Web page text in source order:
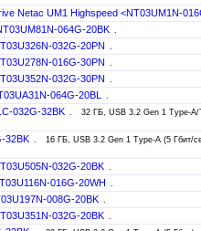
Netac UM1 Highspeed <NT03UM1N-
064G-20BK
032G-20PN
016G-30PN
032G-30PN
064G-20BL
032G-32BK
32 ГБ, USB 3.2 Gen 1 Type-A/
32BK
16 ГБ, USB 3.2 Gen 1 Type-A (5 Гбит/
032G-20BK
016G-20WH
008G-20BK
032G-20BK